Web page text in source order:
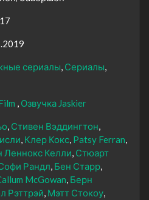
сериалы Сериалы
Озвучка Jaskier
Стивен Вэддингтон
Клер Кокс Patsy Ferran
Леннокс Келли Стюарт
Рандл Бен Старр
McGowan Берн
Рэттрэй Мэтт Стокоу